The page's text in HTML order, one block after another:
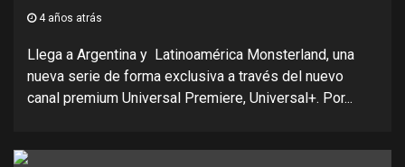
4 años atrás
Llega a Argentina y Latinoamérica Monsterland, una
nueva serie de forma exclusiva a través del nuevo
canal premium Universal Premiere, Universal+. Por...